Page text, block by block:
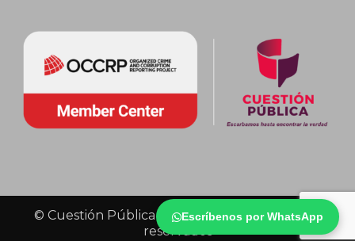
Escríbenos por WhatsApp
© Cuestión Pública 2018 - Todos los derechos
reservados